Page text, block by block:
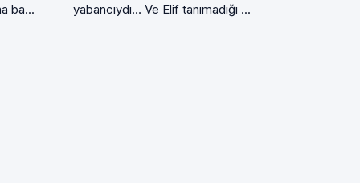
ba...
yabancıydı… Ve Elif tanımadığı ...